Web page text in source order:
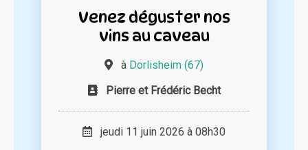
Venez déguster nos
vins au caveau
à Dorlisheim (67)
Pierre et Frédéric Becht
jeudi 11 juin 2026 à 08h30